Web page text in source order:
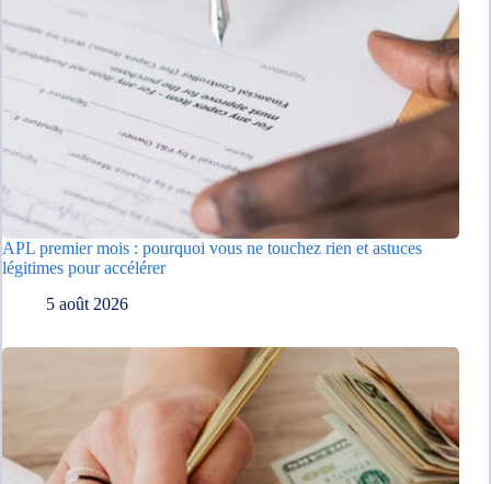
APL premier mois : pourquoi vous ne touchez rien et astuces
légitimes pour accélérer
5 août 2026